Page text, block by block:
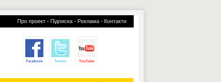
Про проект - Підписка - Реклама - Контакти